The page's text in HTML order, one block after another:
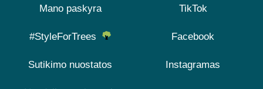
Mano paskyra
#StyleForTrees
Sutikimo nuostatos
TikTok
Facebook
Instagramas